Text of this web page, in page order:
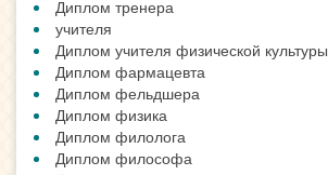
Диплом тренера
учителя
Диплом учителя физической культуры
Диплом фармацевта
Диплом фельдшера
Диплом физика
Диплом филолога
Диплом философа